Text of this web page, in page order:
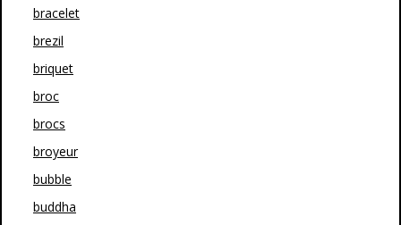
bracelet
brezil
briquet
broc
brocs
broyeur
bubble
buddha